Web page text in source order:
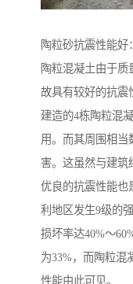
陶粒砂抗震性能好：
陶粒混凝土由于质
故具有较好的抗震
建造的4栋陶粒混
用。而其周围相当
害。这虽然与建筑
优良的抗震性能也
利地区发生9级的
损坏率达40%～
为33%，而陶粒混
性能由此可见。